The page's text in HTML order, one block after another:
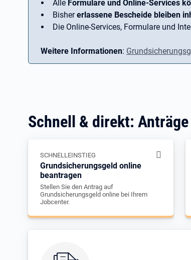
Alle Formulare und Online-Services
Bishererlassene Bescheide bleiben
Die Online-Services, Formulare und
Weitere Informationen:
Schnell & direkt:
SCHNELLEINSTIEG
Grundsicherungsgeld online
beantragen
Stellen Sie den Antrag auf
Grundsicherungsgeld online bei Ihrem
Jobcenter.